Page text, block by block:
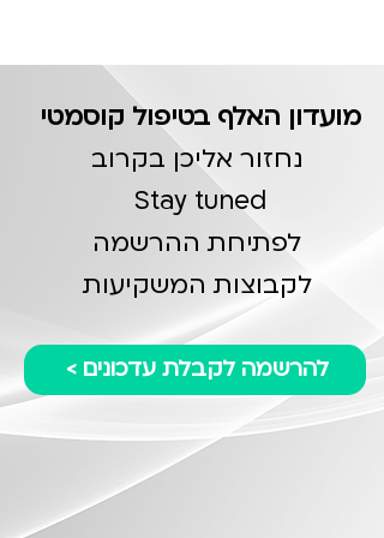
מועדון האלף בטיפול קוסמטי
נחזור אליכן בקרוב
Stay tuned
לפתיחת ההרשמה
לקבוצות המשקיעות
להרשמה לקבלת עדכונים >